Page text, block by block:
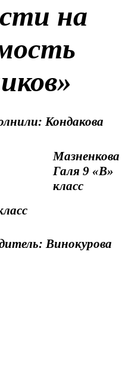
на
Мазненкова
Галя 9 «В»
класс
Винокурова